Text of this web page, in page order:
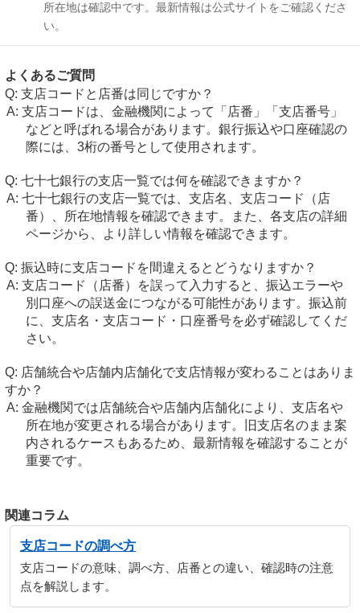
所在地は確認中です。最新情報は公式サイトをご確認くださ
い。
よくあるご質問
支店コードと店番は同じですか？
支店コードは、金融機関によって「店番」「支店番号」
などと呼ばれる場合があります。銀行振込や口座確認の
際には、3桁の番号として使用されます。
七十七銀行の支店一覧では何を確認できますか？
七十七銀行の支店一覧では、支店名、支店コード（店
番）、所在地情報を確認できます。また、各支店の詳細
ページから、より詳しい情報を確認できます。
振込時に支店コードを間違えるとどうなりますか？
支店コード（店番）を誤って入力すると、振込エラーや
別口座への誤送金につながる可能性があります。振込前
に、支店名・支店コード・口座番号を必ず確認してくだ
さい。
店舗統合や店舗内店舗化で支店情報が変わることはありま
すか？
金融機関では店舗統合や店舗内店舗化により、支店名や
所在地が変更される場合があります。旧支店名のまま案
内されるケースもあるため、最新情報を確認することが
重要です。
関連コラム
支店コードの調べ方
支店コードの意味、調べ方、店番との違い、確認時の注意
点を解説します。